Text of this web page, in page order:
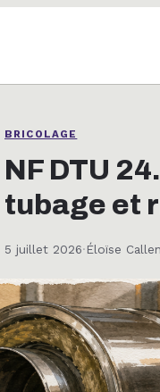
BRICOLAGE
NF DTU
tubage et
5 juillet 2026·Éloïse